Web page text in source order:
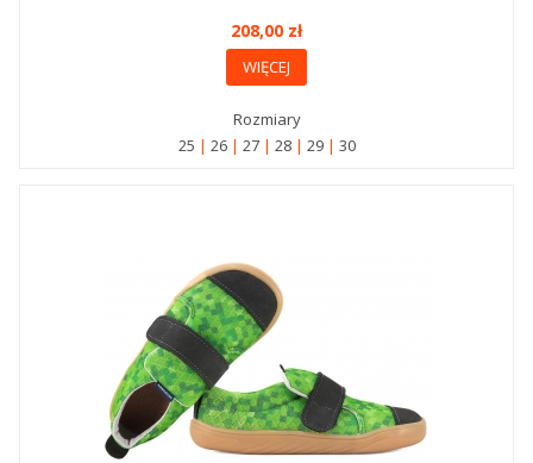
208,00 zł
WIĘCEJ
Rozmiary
25
26 27 28 29 30